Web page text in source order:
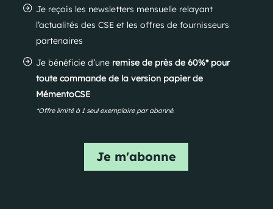
Je reçois les newsletters mensuelle relayant
l’actualités des CSE et les offres de fournisseurs
partenaires
Je bénéficie d’une remise de près de 60%* pour
toute commande de la version papier de
MémentoCSE
*Offre limité à 1 seul exemplaire par abonné.
Je m'abonne